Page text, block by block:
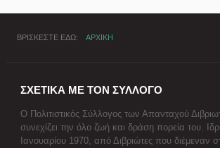
ΒΡΙΣΚΕΣΤΕ ΕΔΩ
ΑΡΧΙΚΗ
ΣΧΕΤΙΚΑ ΜΕ ΤΟΝ ΣΥΛΛΟΓΟ
Ο Πολιτιστικός Σύλλογος των Απανταχού
συνεχίζει την όλο ζωή και δράση πορεία του.
Ιανουαρίου 1970, από Διβριώτες που διέμεναν